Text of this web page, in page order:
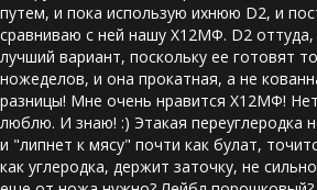
путем, и пока использую ихнюю D2, и
сравниваю с ней нашу Х12МФ. D2
лучший вариант, поскольку ее готовят
ножеделов, и она прокатная, а не
разницы! Мне очень нравится Х12МФ!
люблю. И знаю! :) Этакая переуглеродка
и "липнет к мясу" почти как булат,
как углеродка, держит заточку, не